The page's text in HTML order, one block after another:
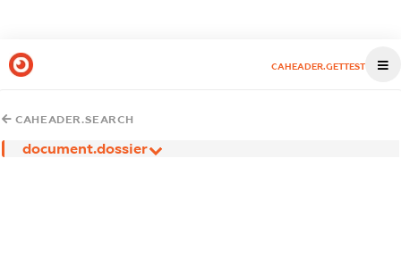
CAHEADER.GETTEST
CAHEADER.SEARCH
document.dossier